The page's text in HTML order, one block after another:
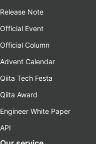
Release Note
Official Event
Official Column
Advent Calendar
Qiita Tech Festa
Qiita Award
Engineer White Paper
API